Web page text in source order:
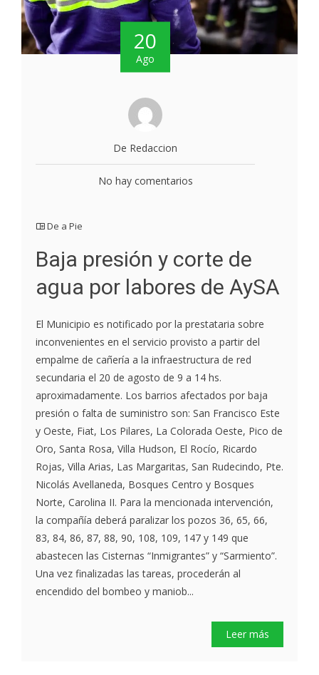
20
Ago
De Redaccion
No hay comentarios
De a Pie
Baja presión y corte de
agua por labores de AySA
El Municipio es notificado por la prestataria sobre
inconvenientes en el servicio provisto a partir del
empalme de cañería a la infraestructura de red
secundaria el 20 de agosto de 9 a 14 hs.
aproximadamente. Los barrios afectados por baja
presión o falta de suministro son: San Francisco Este
y Oeste, Fiat, Los Pilares, La Colorada Oeste, Pico de
Oro, Santa Rosa, Villa Hudson, El Rocío, Ricardo
Rojas, Villa Arias, Las Margaritas, San Rudecindo, Pte.
Nicolás Avellaneda, Bosques Centro y Bosques
Norte, Carolina II. Para la mencionada intervención,
la compañía deberá paralizar los pozos 36, 65, 66,
83, 84, 86, 87, 88, 90, 108, 109, 147 y 149 que
abastecen las Cisternas “Inmigrantes” y “Sarmiento”.
Una vez finalizadas las tareas, procederán al
encendido del bombeo y maniob...
Leer más